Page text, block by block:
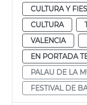
CULTURA Y
CULTURA
VALENCIA
EN PORTADA
PALAU DE LA
FESTIVAL DE